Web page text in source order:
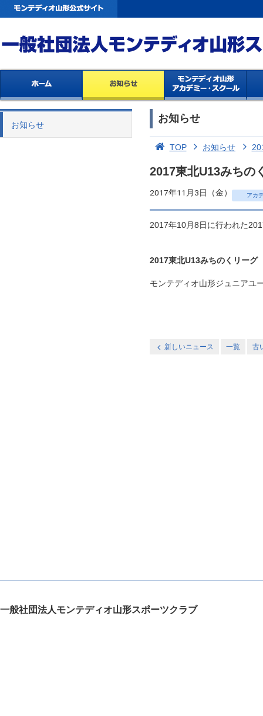
お知らせ
お知らせ
TOP お知らせ
2017東北U13みち
2017年11月3日（金） アカ
2017年10月8日に行われた
2017東北U13みちのくリーグ
モンテディオ山形ジュニアユ
新しいニュース 一覧 古
一般社団法人モンテディオ山形スポーツクラブ